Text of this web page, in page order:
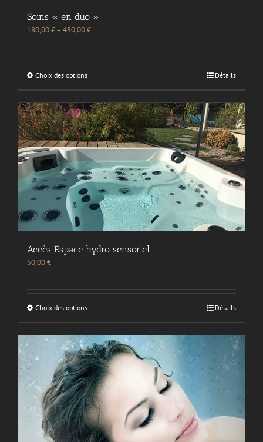
Soins « en duo »
180,00€– 450,00€
Choix des options Détails
Accès Espace hydro sensoriel
50,00€
Choix des options Détails